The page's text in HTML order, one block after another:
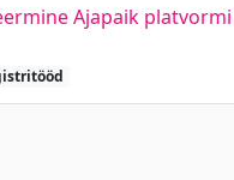
Ajapaik